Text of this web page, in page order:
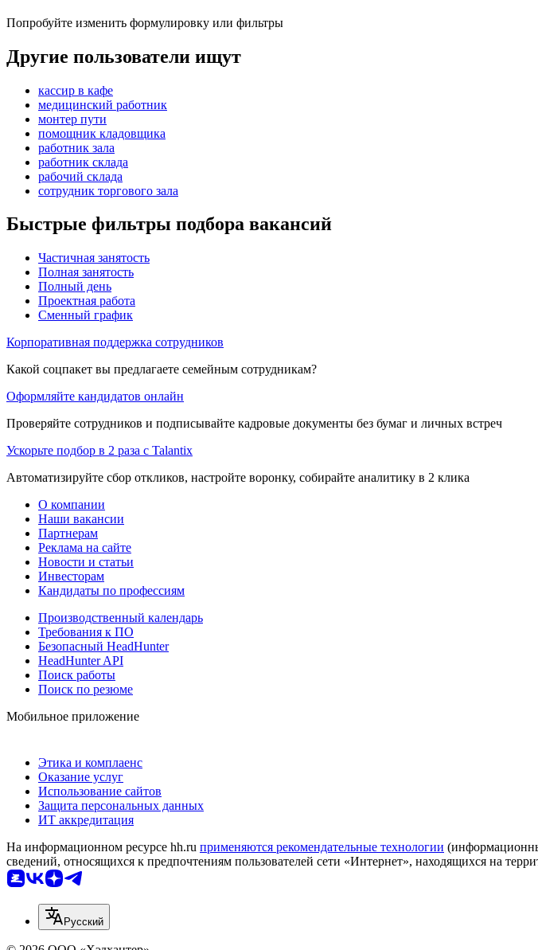
Попробуйте изменить формулировку или фильтры
Другие пользователи ищут
кассир в кафе
медицинский работник
монтер пути
помощник кладовщика
работник зала
работник склада
рабочий склада
сотрудник торгового зала
Быстрые фильтры подбора вакансий
Частичная занятость
Полная занятость
Полный день
Проектная работа
Сменный график
Корпоративная поддержка сотрудников
Какой соцпакет вы предлагаете семейным сотрудникам?
Оформляйте кандидатов онлайн
Проверяйте сотрудников и подписывайте кадровые документы без бумаг и личных встреч
Ускорьте подбор в 2 раза с Talantix
Автоматизируйте сбор откликов, настройте воронку, собирайте аналитику в 2 клика
О компании
Наши вакансии
Партнерам
Реклама на сайте
Новости и статьи
Инвесторам
Кандидаты по профессиям
Производственный календарь
Требования к ПО
Безопасный HeadHunter
HeadHunter API
Поиск работы
Поиск по резюме
Мобильное приложение
Этика и комплаенс
Оказание услуг
Использование сайтов
Защита персональных данных
ИТ аккредитация
На информационном ресурсе hh.ru применяются рекомендательные технологии
сведений, относящихся к предпочтениям пользователей сети «Интернет», находящихся на
Русский